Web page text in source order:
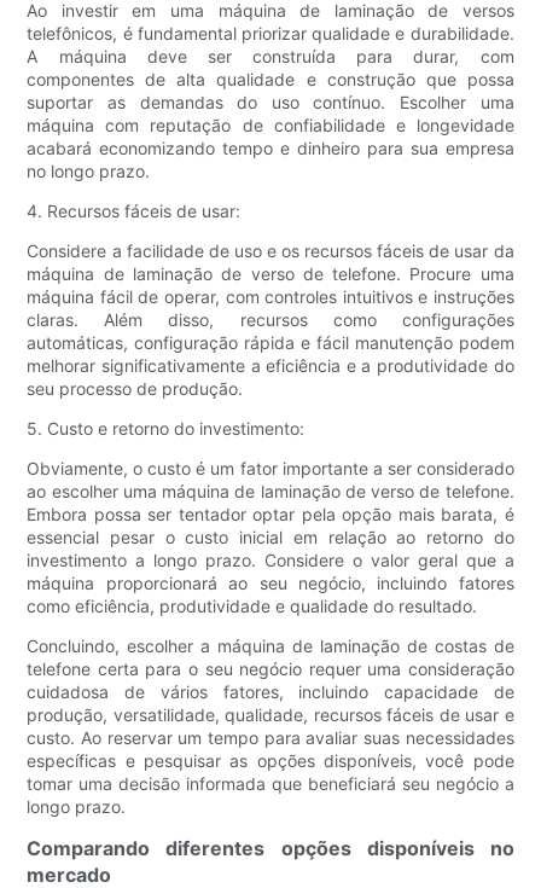
Ao investir em uma máquina de laminação de versos
telefônicos, é fundamental priorizar qualidade e durabilidade.
A máquina deve ser construída para durar, com
componentes de alta qualidade e construção que possa
suportar as demandas do uso contínuo. Escolher uma
máquina com reputação de confiabilidade e longevidade
acabará economizando tempo e dinheiro para sua empresa
no longo prazo.
4. Recursos fáceis de usar:
Considere a facilidade de uso e os recursos fáceis de usar da
máquina de laminação de verso de telefone. Procure uma
máquina fácil de operar, com controles intuitivos e instruções
claras. Além disso, recursos como configurações
automáticas, configuração rápida e fácil manutenção podem
melhorar significativamente a eficiência e a produtividade do
seu processo de produção.
5. Custo e retorno do investimento:
Obviamente, o custo é um fator importante a ser considerado
ao escolher uma máquina de laminação de verso de telefone.
Embora possa ser tentador optar pela opção mais barata, é
essencial pesar o custo inicial em relação ao retorno do
investimento a longo prazo. Considere o valor geral que a
máquina proporcionará ao seu negócio, incluindo fatores
como eficiência, produtividade e qualidade do resultado.
Concluindo, escolher a máquina de laminação de costas de
telefone certa para o seu negócio requer uma consideração
cuidadosa de vários fatores, incluindo capacidade de
produção, versatilidade, qualidade, recursos fáceis de usar e
custo. Ao reservar um tempo para avaliar suas necessidades
específicas e pesquisar as opções disponíveis, você pode
tomar uma decisão informada que beneficiará seu negócio a
longo prazo.
Comparando diferentes opções disponíveis no
mercado